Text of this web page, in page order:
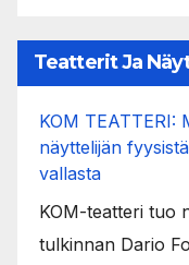
Teatterit Ja
KOM TEATTERI:
näyttelijän
vallasta
KOM-teatteri tuo
tulkinnan Dario